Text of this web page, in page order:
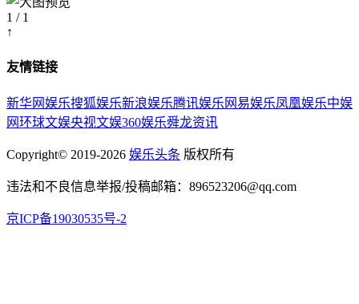
1 / 1
↑
友情链接
新华网娱乐搜狐娱乐新浪娱乐腾讯娱乐 网易娱乐凤凰娱乐中娱
网环球文娱央视文娱360娱乐舜龙资讯
Copyright© 2019-2026 娱乐头条 版权所有
违法和不良信息举报/投稿邮箱：896523206@qq.com
京ICP备19030535号-2